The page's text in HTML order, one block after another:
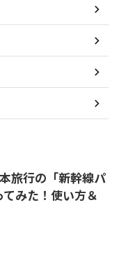
旅行の「新幹線パ
みた！使い方＆